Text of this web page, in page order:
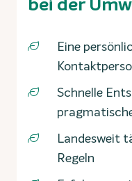
Eine
Schnelle
Landesweit
Regeln